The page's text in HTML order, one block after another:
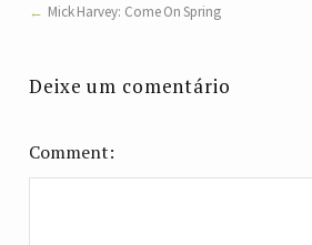
Mick Harvey: Come On Spring
Deixe um comentário
Comment